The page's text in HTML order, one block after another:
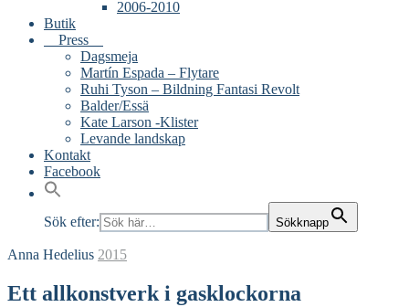
2006-2010
Butik
Press
Dagsmeja
Martín Espada – Flytare
Ruhi Tyson – Bildning Fantasi Revolt
Balder/Essä
Kate Larson -Klister
Levande landskap
Kontakt
Facebook
Sök efter: Sökknapp
Anna Hedelius 2015
Ett allkonstverk i gasklockorna